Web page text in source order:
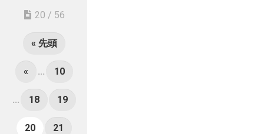
20 / 56
« 先頭
« ... 10
... 18 19
20 21